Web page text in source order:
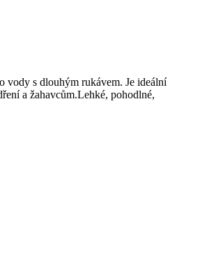
vody s dlouhým rukávem. Je ideální
a žahavcům.Lehké, pohodlné,